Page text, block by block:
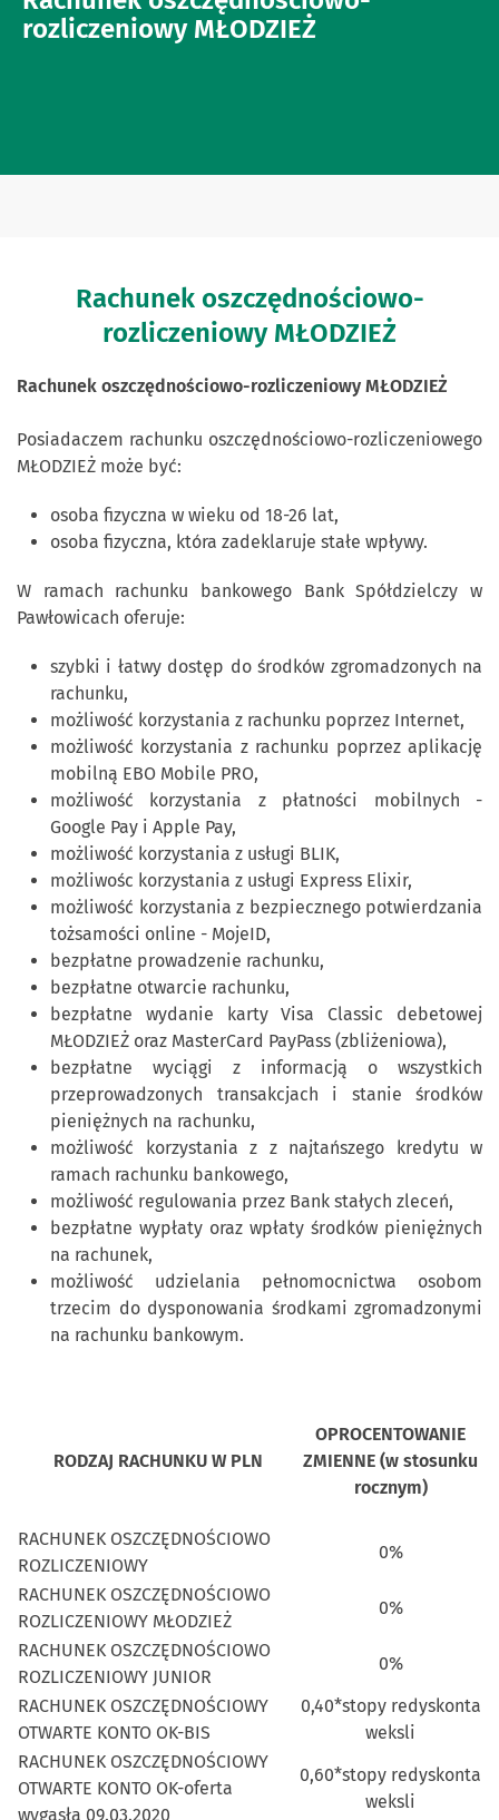
rozliczeniowy MŁODZIEŻ
Rachunek oszczędnościowo-
rozliczeniowy MŁODZIEŻ
Rachunek oszczędnościowo-rozliczeniowy MŁODZIEŻ
Posiadaczem rachunku oszczędnościowo-rozliczeniowego
MŁODZIEŻ może być:
osoba fizyczna w wieku od 18-26 lat,
osoba fizyczna, która zadeklaruje stałe wpływy.
W ramach rachunku bankowego Bank Spółdzielczy w
Pawłowicach oferuje:
szybki i łatwy dostęp do środków zgromadzonych na
rachunku,
możliwość korzystania z rachunku poprzez Internet,
możliwość korzystania z rachunku poprzez aplikację
mobilną EBO Mobile PRO,
możliwość korzystania z płatności mobilnych -
Google Pay i Apple Pay,
możliwość korzystania z usługi BLIK,
możliwośc korzystania z usługi Express Elixir,
możliwość korzystania z bezpiecznego potwierdzania
tożsamości online - MojeID,
bezpłatne prowadzenie rachunku,
bezpłatne otwarcie rachunku,
bezpłatne wydanie karty Visa Classic debetowej
MŁODZIEŻ oraz MasterCard PayPass (zbliżeniowa),
bezpłatne wyciągi z informacją o wszystkich
przeprowadzonych transakcjach i stanie środków
pieniężnych na rachunku,
możliwość korzystania z z najtańszego kredytu w
ramach rachunku bankowego,
możliwość regulowania przez Bank stałych zleceń,
bezpłatne wypłaty oraz wpłaty środków pieniężnych
na rachunek,
możliwość udzielania pełnomocnictwa osobom
trzecim do dysponowania środkami zgromadzonymi
na rachunku bankowym.
RODZAJ RACHUNKU W PLN
OPROCENTOWANIE
ZMIENNE (w stosunku
rocznym)
RACHUNEK OSZCZĘDNOŚCIOWO
ROZLICZENIOWY
0%
RACHUNEK OSZCZĘDNOŚCIOWO
ROZLICZENIOWY MŁODZIEŻ
0%
RACHUNEK OSZCZĘDNOŚCIOWO
ROZLICZENIOWY JUNIOR
0%
RACHUNEK OSZCZĘDNOŚCIOWY
OTWARTE KONTO OK-BIS
0,40*stopy redyskonta
weksli
RACHUNEK OSZCZĘDNOŚCIOWY
OTWARTE KONTO OK-oferta
wygasła 09.03.2020
0,60*stopy redyskonta
weksli